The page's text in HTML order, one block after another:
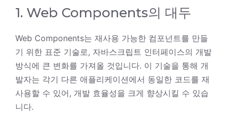
1. Web Components의 대두
Web Components는 재사용 가능한 컴포넌트를 만들
기 위한 표준 기술로, 자바스크립트 인터페이스의 개발
방식에 큰 변화를 가져올 것입니다. 이 기술을 통해 개
발자는 각기 다른 애플리케이션에서 동일한 코드를 재
사용할 수 있어, 개발 효율성을 크게 향상시킬 수 있습
니다.